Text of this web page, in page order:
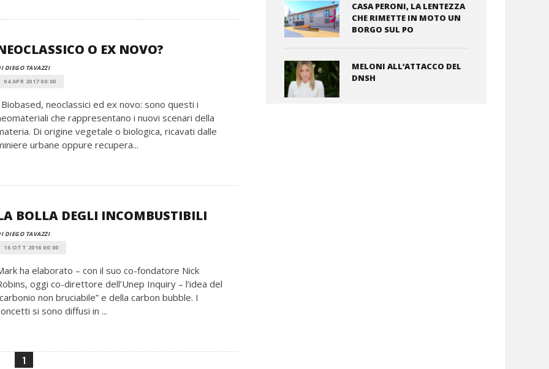
O EX NOVO?
DIEGO TAVAZZI
04 APR 2017 00:00
neoclassici ed ex novo: sono questi i
che rappresentano i nuovi scenari della
Di origine vegetale o biologica, ricavati dalle
urbane oppure recupera...
BOLLA DEGLI INCOMBUSTIBILI
DIEGO TAVAZZI
16 OTT 2016 00:00
ha elaborato – con il suo co-fondatore Nick
oggi co-direttore dell’Unep Inquiry – l’idea del
non bruciabile” e della carbon bubble. I
si sono diffusi in ...
1
CASA PERONI, LA LENTEZZA
CHE RIMETTE IN MOTO UN
BORGO SUL PO
MELONI ALL’ATTACCO DEL
DNSH